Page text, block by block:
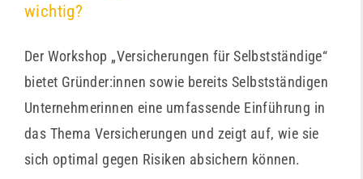
wichtig?
Der Workshop „Versicherungen für Selbstständige“
bietet Gründer:innen sowie bereits Selbstständigen
Unternehmerinnen eine umfassende Einführung in
das Thema Versicherungen und zeigt auf, wie sie
sich optimal gegen Risiken absichern können.